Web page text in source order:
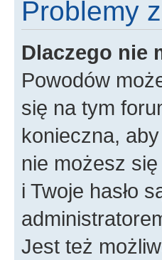
Problemy
Dlaczego nie
Powodów
się na tym
konieczna,
nie możesz
i Twoje hasło
Jest też